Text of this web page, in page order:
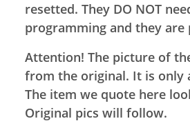
resetted. They DO NOT
programming and they are
Attention! The picture of
from the original. It is only
The item we quote here
Original pics will follow.